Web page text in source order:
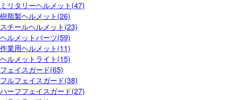
ミリタリーヘルメット(47)
樹脂製ヘルメット(26)
スチールヘルメット(23)
ヘルメットパーツ(59)
作業用ヘルメット(11)
ヘルメットライト(15)
フェイスガード(65)
フルフェイスガード(38)
ハーフフェイスガード(27)